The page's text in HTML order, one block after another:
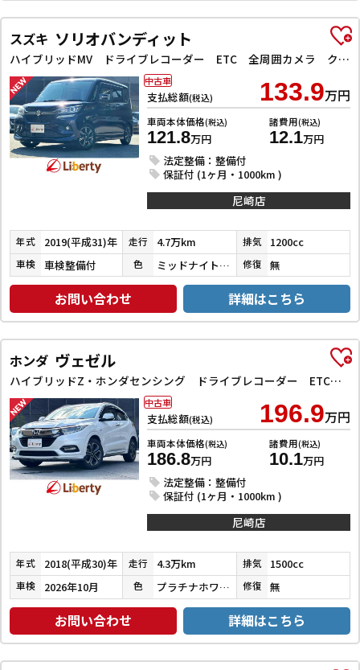
スズキ ソリオバンディット
ハイブリッドMV ドライブレコーダー ETC 全周囲カメラ クリアランスソナー オートクルーズコントロール レーンアシスト 衝突被害軽減システム 両側スライド・片側電動 LEDヘッドランプ スマートキー
支払総額(税込) 133.9万円
車両本体価格(税込)
121.8万円
諸費用(税込)
12.1万円
法定整備：整備付
保証付 (1ヶ月・1000km )
中古車
尼崎店
年式 2019(平成31)年 走行 4.7万km 排気 1200cc
車検 車検整備付 色 ミッドナイトバイオレットメタリック 修復 無
お問い合わせ 詳細はこちら
ホンダ ヴェゼル
ハイブリッドZ・ホンダセンシング ドライブレコーダー ETC バックカメラ オートクルーズコントロール レーンアシスト 衝突被害軽減システム ナビ TV オートライト LEDヘッドランプ アルミホイール スマートキー 電動格納ミラー
支払総額(税込) 196.9万円
車両本体価格(税込)
186.8万円
諸費用(税込)
10.1万円
法定整備：整備付
保証付 (1ヶ月・1000km )
中古車
尼崎店
年式 2018(平成30)年 走行 4.3万km 排気 1500cc
車検 2026年10月 色 プラチナホワイトパール 修復 無
お問い合わせ 詳細はこちら